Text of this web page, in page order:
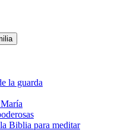
la guarda
Biblia para meditar